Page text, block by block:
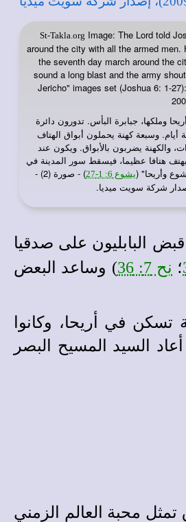
St-Takla.org Image: The Lord told
around the city with all the armed men.
the seventh day march around the
sound a long blast and the army
Jericho" images set (Joshua 6: 1-
وملكها، جبابرة البأس. تدورون دائرة
وسبعة كهنة يحملون أبواق الهتاف
والكهنة يضربون بالأبواق. ويكون عند
هتافا عظيما، فيسقط سور المدينة في
وأريحا" (يشوع 6: 1-27
) - صورة (2) -
البابليون على صدقيا
؛ نح 7: 36
) وساعد البعض
في أريحا، وكانوا
السيد المسيح البصر
محبة العالم الزمني